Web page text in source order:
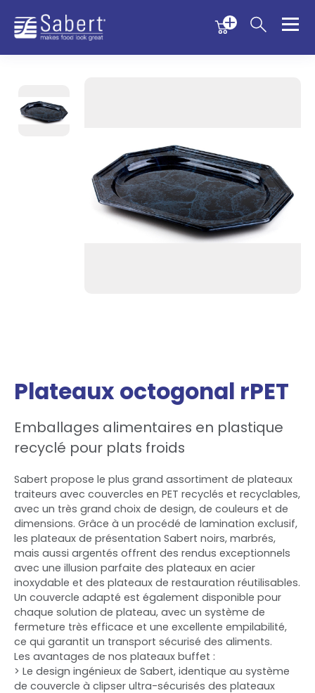
Menu
Sabert
Plateaux octogonal rPET
Emballages alimentaires en plastique
recyclé pour plats froids
Sabert propose le plus grand assortiment de plateaux
traiteurs avec couvercles en PET recyclés et recyclables,
avec un très grand choix de design, de couleurs et de
dimensions. Grâce à un procédé de lamination exclusif,
les plateaux de présentation Sabert noirs, marbrés,
mais aussi argentés offrent des rendus exceptionnels
avec une illusion parfaite des plateaux en acier
inoxydable et des plateaux de restauration réutilisables.
Un couvercle adapté est également disponible pour
chaque solution de plateau, avec un système de
fermeture très efficace et une excellente empilabilité,
ce qui garantit un transport sécurisé des aliments.
Les avantages de nos plateaux buffet :
> Le design ingénieux de Sabert, identique au système
de couvercle à clipser ultra-sécurisés des plateaux